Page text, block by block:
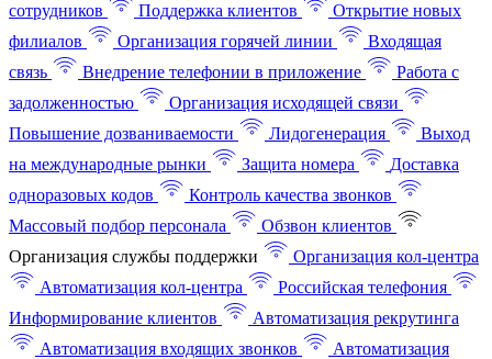
сотрудников
Поддержка клиентов
Открытие новых
филиалов
Организация горячей линии
Входящая
связь
Внедрение телефонии в приложение
Работа с
задолженностью
Организация исходящей связи
Повышение дозваниваемости
Лидогенерация
Выход
на международные рынки
Защита номера
Доставка
одноразовых кодов
Контроль качества звонков
Массовый подбор персонала
Обзвон клиентов
Организация службы поддержки
Организация кол-центра
Автоматизация кол-центра
Российская телефония
Информирование клиентов
Автоматизация рекрутинга
Автоматизация входящих звонков
Автоматизация